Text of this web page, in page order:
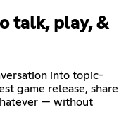
talk, play, &
into topic-
game release, share
— without